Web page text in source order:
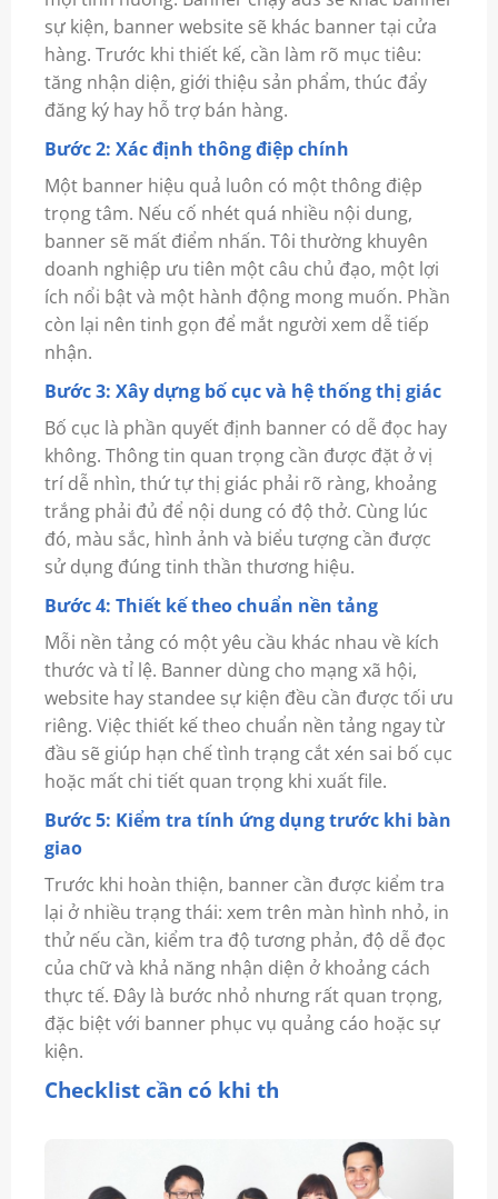
sự kiện, banner website sẽ khác banner tại cửa
hàng. Trước khi thiết kế, cần làm rõ mục tiêu:
tăng nhận diện, giới thiệu sản phẩm, thúc đẩy
đăng ký hay hỗ trợ bán hàng.
Bước 2: Xác định thông điệp chính
Một banner hiệu quả luôn có một thông điệp
trọng tâm. Nếu cố nhét quá nhiều nội dung,
banner sẽ mất điểm nhấn. Tôi thường khuyên
doanh nghiệp ưu tiên một câu chủ đạo, một lợi
ích nổi bật và một hành động mong muốn. Phần
còn lại nên tinh gọn để mắt người xem dễ tiếp
nhận.
Bước 3: Xây dựng bố cục và hệ thống thị giác
Bố cục là phần quyết định banner có dễ đọc hay
không. Thông tin quan trọng cần được đặt ở vị
trí dễ nhìn, thứ tự thị giác phải rõ ràng, khoảng
trắng phải đủ để nội dung có độ thở. Cùng lúc
đó, màu sắc, hình ảnh và biểu tượng cần được
sử dụng đúng tinh thần thương hiệu.
Bước 4: Thiết kế theo chuẩn nền tảng
Mỗi nền tảng có một yêu cầu khác nhau về kích
thước và tỉ lệ. Banner dùng cho mạng xã hội,
website hay standee sự kiện đều cần được tối ưu
riêng. Việc thiết kế theo chuẩn nền tảng ngay từ
đầu sẽ giúp hạn chế tình trạng cắt xén sai bố cục
hoặc mất chi tiết quan trọng khi xuất file.
Bước 5: Kiểm tra tính ứng dụng trước khi bàn
giao
Trước khi hoàn thiện, banner cần được kiểm tra
lại ở nhiều trạng thái: xem trên màn hình nhỏ, in
thử nếu cần, kiểm tra độ tương phản, độ dễ đọc
của chữ và khả năng nhận diện ở khoảng cách
thực tế. Đây là bước nhỏ nhưng rất quan trọng,
đặc biệt với banner phục vụ quảng cáo hoặc sự
kiện.
Checklist cần có khi th